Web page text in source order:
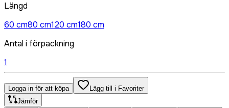
Längd
60 cm80 cm120 cm180 cm
Antal i förpackning
1
Logga in för att köpa
Lägg till i Favoriter
Jämför